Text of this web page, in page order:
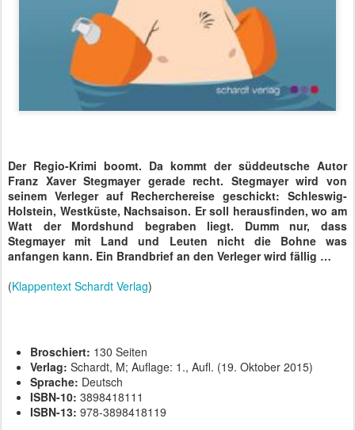
Der Regio-Krimi boomt. Da kommt der süddeutsche Autor
Franz Xaver Stegmayer gerade recht. Stegmayer wird von
seinem Verleger auf Recherchereise geschickt: Schleswig-
Holstein, Westküste, Nachsaison. Er soll herausfinden, wo am
Watt der Mordshund begraben liegt. Dumm nur, dass
Stegmayer mit Land und Leuten nicht die Bohne was
anfangen kann. Ein Brandbrief an den Verleger wird fällig …
(Klappentext Schardt Verlag)
Broschiert: 130 Seiten
Verlag: Schardt, M; Auflage: 1., Aufl. (19. Oktober 2015)
Sprache: Deutsch
ISBN-10: 3898418111
ISBN-13: 978-3898418119